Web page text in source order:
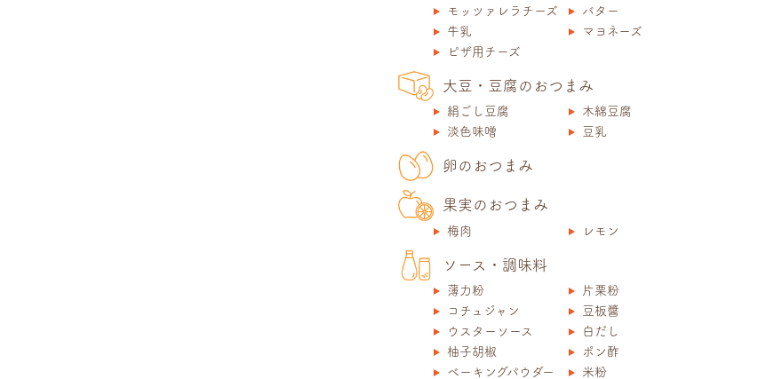
モッツァレラチーズ
バター
牛乳
マヨネーズ
ピザ用チーズ
大豆・豆腐のおつまみ
絹ごし豆腐
木綿豆腐
淡色味噌
豆乳
卵のおつまみ
果実のおつまみ
梅肉 レモン
ソース・調味料
薄力粉
片栗粉
コチュジャン
豆板醬
ウスターソース
白だし
柚子胡椒
ポン酢
ベーキングパウダー
米粉